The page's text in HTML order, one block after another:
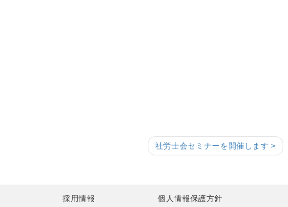
社労士会セミナーを開催します >
採用情報 個人情報保護方針